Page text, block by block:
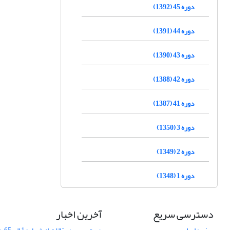
دوره 45 (1392)
دوره 44 (1391)
دوره 43 (1390)
دوره 42 (1388)
دوره 41 (1387)
دوره 3 (1350)
دوره 2 (1349)
دوره 1 (1348)
دسترسی سریع آخرین اخبار